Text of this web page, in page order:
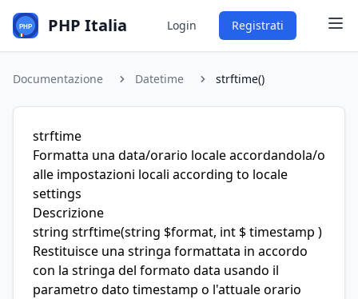
PHP Italia Login Registrati
Documentazione Datetime strftime()
strftime
Formatta una data/orario locale accordandola/o
alle impostazioni locali according to locale
settings
Descrizione
string strftime(string $format, int $ timestamp )
Restituisce una stringa formattata in accordo
con la stringa del formato data usando il
parametro dato timestamp o l'attuale orario